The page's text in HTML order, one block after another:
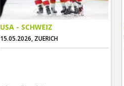
USA - SCHWEIZ
15.05.2026, ZUERICH